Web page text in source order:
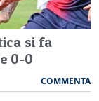
si fa
0-0
COMMENTA